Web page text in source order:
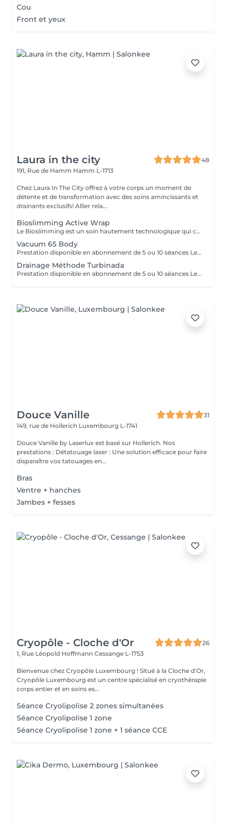
Cou
Front et yeux
Laura in the city
48
191, Rue de Hamm Hamm L-1713
Chez Laura In The City offrez à votre corps un moment de
détente et de transformation avec des soins amincissants et
drainants exclusifs! Allier rela...
Bioslimming Active Wrap
Le Bioslimming est un soin hautement technologique qui combine des principes actifs naturels et une méthode exclusive pour cibler les zones spécifiques du corps. Grâce à une formule révolutionnaire enrichie en extraits de plantes, en algues marines et en huiles essentielles, ce soin aide à réduire la cellulite, raffermir la peau et affiner la silhouette. Résultats visible des la première séance traitement global offrant des résultats impressionnants et de multiples avantages ! Au-delà de son impact spectaculaire sur le modelage de la silhouette, réduction de la cellulite et les amas adipeux, ce soin procure une amélioration remarquable sur la texture de la peau. L'idéal est de réaliser en premier les séances de cryo sur les zones à perdre. Le soin bioslimming est la finition, il permet de « grignoter » les derniers petits centimètres. Cet enveloppement amincissant offre des bienfaits remarquables, faisant de lui un soin "tout-en-un" qui procure une expérience exceptionnelle. Les résultats sont visibles dès la première séance. La silhouette est redéfinie et la peau embellie. Parmi les nombreux bénéfices, on constate une perte moyenne de 1 à 4 cm par zone mesurée, après seulement une séance. Le processus d'amincissement et la combustion des graisses continuent de fonctionner pendant plusieurs heures qui suivent la séance.
Vacuum 65 Body
Prestation disponible en abonnement de 5 ou 10 séances Le Soin Vacuum 65 Body est un protocole minceur avancé de 45 minutes, conçu pour cibler les amas graisseux, lisser la peau et redéfinir la silhouette. Grâce à une technologie associant traitement à froid, biostimulation mécanique et mise sous vide, ce soin agit en profondeur pour des résultats visibles dès la première séance. La stimulation à froid agit comme un booster circulatoire : elle réactive les échanges cellulaires, favorise le drainage et raffermit les tissus cutanés. L'effet sous vide, combiné au modelage mécanique, stimule la lipolyse tout en favorisant le déstockage des graisses localisées. Cela permet une réduction du volume corporel significative, avec une perte moyenne observée de 6,5 cm en 45 minutes. Le soin combat efficacement la cellulite, améliore la texture de la peau et renforce son élasticité. La peau paraît plus lisse, plus ferme, plus homogène. Il agit également comme un activateur de régénération cutanée, en favorisant la production de collagène et d'élastine, pour une peau visiblement revitalisée. Ce rituel corporel est parfait pour celles et ceux en quête de résultats rapides, sans douleurs ni invasivité. Il peut s'intégrer à une cure minceur ciblée, ou être utilisé en soin ponctuel avant un événement.
Drainage Méthode Turbinada
Prestation disponible en abonnement de 5 ou 10 séances Le massage Turbinada est un traitement manuel, amincissant, performant, qui donne des résultats significatifs. Il est basé sur le principe de la thérapie chinoise (ventouse: aspiration, picots: acupressure). C'est un massage amincissant, stimulant, drainant, détoxiquant, raffermissant, tonifiant et personnalisé.
Douce Vanille
31
149, rue de Hollerich Luxembourg L-1741
Douce Vanille by Laserlux est basé sur Hollerich. Nos
prestations : Détatouage laser : Une solution efficace pour faire
disparaître vos tatouages en...
Bras
Ventre + hanches
Jambes + fesses
Cryopôle - Cloche d'Or
26
1, Rue Léopold Hoffmann Cessange L-1753
Bienvenue chez Cryopôle Luxembourg ! Situé à la Cloche d'Or,
Cryopôle Luxembourg est un centre spécialisé en cryothérapie
corps entier et en soins es...
Séance Cryolipolise 2 zones simultanées
Séance Cryolipolise 1 zone
Séance Cryolipolise 1 zone + 1 séance CCE